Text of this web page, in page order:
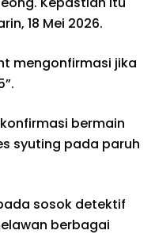
18 Mei 2026.
mengonfirmasi jika
bermain
syuting pada paruh
sosok detektif
berbagai